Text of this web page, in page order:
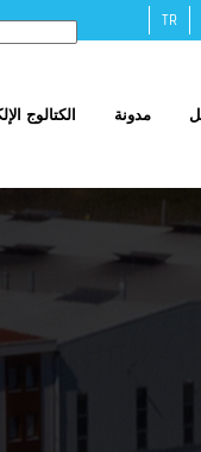
TR
الكتالوج مدونة